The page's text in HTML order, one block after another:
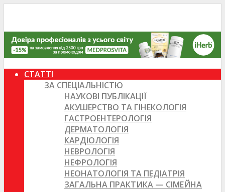
СТАТТІ
ЗА СПЕЦІАЛЬНІСТЮ
НАУКОВІ ПУБЛІКАЦІЇ
АКУШЕРСТВО ТА ГІНЕКОЛОГІЯ
ГАСТРОЕНТЕРОЛОГІЯ
ДЕРМАТОЛОГІЯ
КАРДІОЛОГІЯ
НЕВРОЛОГІЯ
НЕФРОЛОГІЯ
НЕОНАТОЛОГІЯ ТА ПЕДІАТРІЯ
ЗАГАЛЬНА ПРАКТИКА — СІМЕЙНА